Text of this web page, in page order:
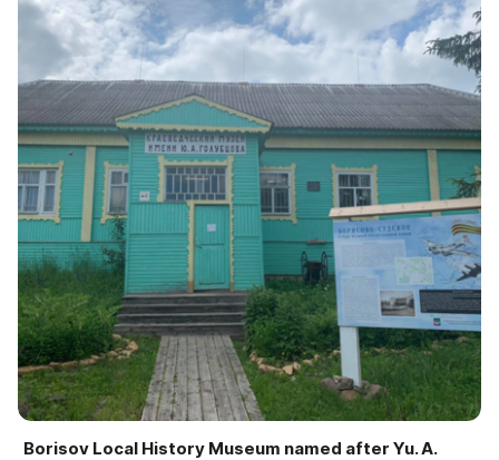
Borisov Local History Museum named after Yu. A.